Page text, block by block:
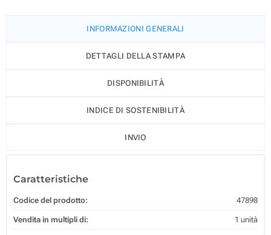
INFORMAZIONI GENERALI
DETTAGLI DELLA STAMPA
DISPONIBILITÀ
INDICE DI SOSTENIBILITÀ
INVIO
Caratteristiche
Codice del prodotto: 47898
Vendita in multipli di: 1 unità